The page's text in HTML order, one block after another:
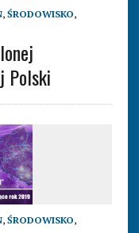
, ŚRODOWISKO,
Polski
, ŚRODOWISKO,